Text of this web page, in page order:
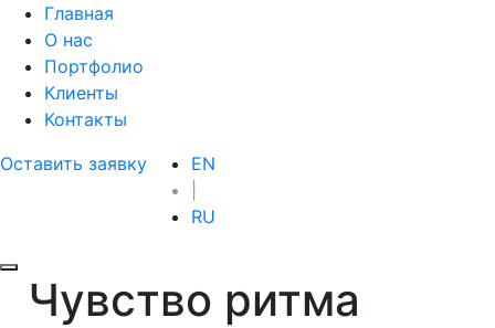
Главная
О нас
Портфолио
Клиенты
Контакты
Оставить заявку
EN
RU
Чувство ритма